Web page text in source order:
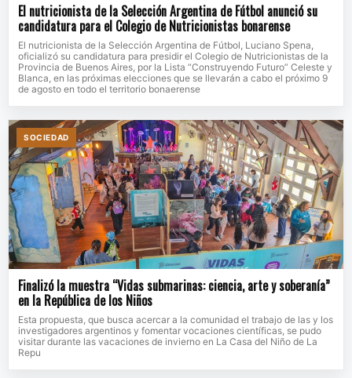
El nutricionista de la Selección Argentina de Fútbol anunció su
candidatura para el Colegio de Nutricionistas bonarense
El nutricionista de la Selección Argentina de Fútbol, Luciano Spena,
oficializó su candidatura para presidir el Colegio de Nutricionistas de la
Provincia de Buenos Aires, por la Lista “Construyendo Futuro” Celeste y
Blanca, en las próximas elecciones que se llevarán a cabo el próximo 9
de agosto en todo el territorio bonaerense
SOCIEDAD
Finalizó la muestra “Vidas submarinas: ciencia, arte y soberanía”
en la República de los Niños
Esta propuesta, que busca acercar a la comunidad el trabajo de las y los
investigadores argentinos y fomentar vocaciones científicas, se pudo
visitar durante las vacaciones de invierno en La Casa del Niño de La
Repu